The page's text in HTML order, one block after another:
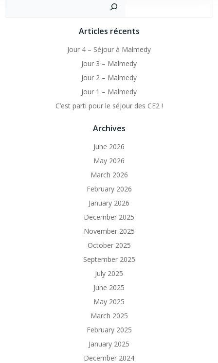
Articles récents
Jour 4 – Séjour à Malmedy
Jour 3 – Malmedy
Jour 2 – Malmedy
Jour 1 – Malmedy
C’est parti pour le séjour des CE2 !
Archives
June 2026
May 2026
March 2026
February 2026
January 2026
December 2025
November 2025
October 2025
September 2025
July 2025
June 2025
May 2025
March 2025
February 2025
January 2025
December 2024